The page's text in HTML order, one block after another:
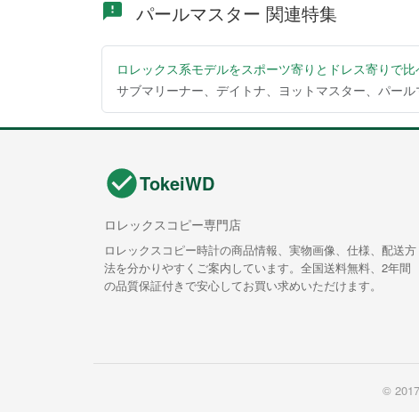
パールマスター 関連特集
ロレックス系モデルをスポーツ寄りとドレス寄りで
サブマリーナー、デイトナ、ヨットマスター、パー
TokeiWD
ロレックスコピー専門店
ロレックスコピー時計の商品情報、実物画像、仕様、配送方
法を分かりやすくご案内しています。全国送料無料、2年間
の品質保証付きで安心してお買い求めいただけます。
©